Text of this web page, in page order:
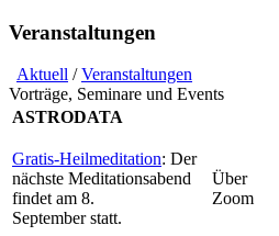
Veranstaltungen
Aktuell /Veranstaltungen
Vorträge, Seminare und Events
ASTRODATA
Gratis-Heilmeditation: Der
nächste Meditationsabend
findet am 8.
September statt.
Über
Zoom